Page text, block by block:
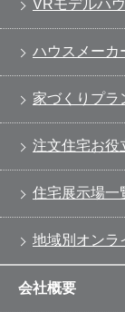
VRモデルハ
ハウスメーカ
家づくりプラ
注文住宅お役
住宅展示場一
地域別オンラ
会社概要